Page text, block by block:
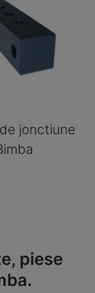
jonctiune
piese